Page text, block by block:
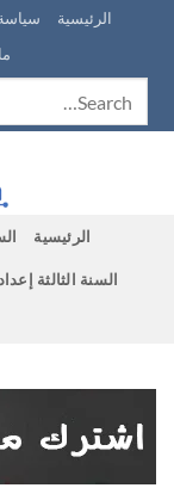
content
الرئيسية
الرئيسية
السنة الثالثة